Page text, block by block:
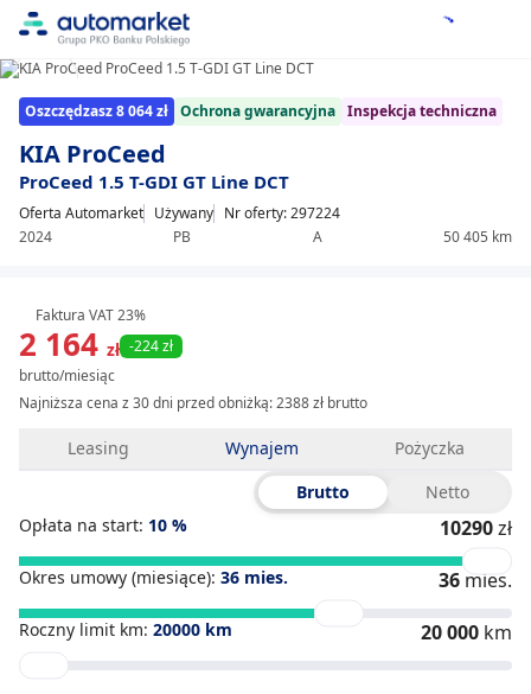
Item
1/25
Oszczędzasz 8 064 zł Ochrona gwarancyjna Inspekcja techniczna
KIA ProCeed
ProCeed 1.5 T-GDI GT Line DCT
Oferta Automarket Używany
2024
PB A 50 405 km
Nr oferty: 297224
2 164 zł -224 zł
brutto/miesiąc
Najniższa cena z 30 dni przed obniżką:2388 zł brutto
Faktura VAT 23%
Leasing Wynajem
Pożyczka
Brutto
Netto
Opłata na start: 10 % 10290zł
Okres umowy (miesiące): 36 mies. 36 mies.
Roczny limit km: 20000 km 20 000 km